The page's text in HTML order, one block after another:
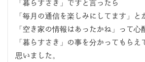
「暮らすさき」ですと言ったら
「毎月の通信を楽しみにしてます」と
「空き家の情報はあったかね」って心
「暮らすさき」の事を分かってもらえ
思いました。